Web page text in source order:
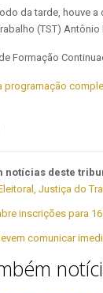
da tarde, houve
(TST)
Formação
programação
notícias deste
Justiça do
inscrições para
comunicar